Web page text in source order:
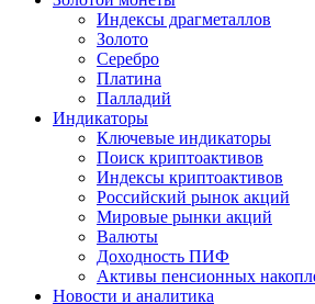
Индексы драгметаллов
Золото
Серебро
Платина
Палладий
Индикаторы
Ключевые индикаторы
Поиск криптоактивов
Индексы криптоактивов
Российский рынок акций
Мировые рынки акций
Валюты
Доходность ПИФ
Активы пенсионных
Новости и аналитика